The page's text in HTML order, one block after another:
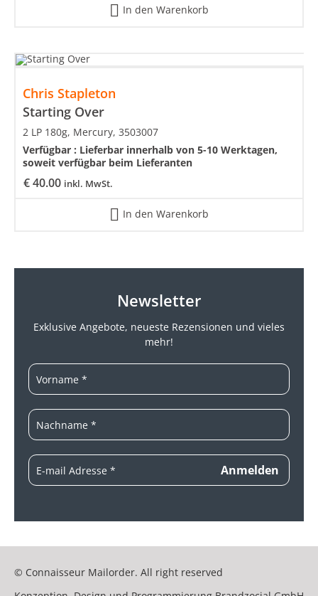
In den Warenkorb
Chris Stapleton
Starting Over
€40.00 inkl. MwSt.
2 LP 180g, Mercury, 3503007
Verfügbar : Lieferbar innerhalb von 5-10 Werktagen,
soweit verfügbar beim Lieferanten
In den Warenkorb
Newsletter
Exklusive Angebote, neueste Rezensionen und vieles
mehr!
© Connaisseur Mailorder. All right reserved